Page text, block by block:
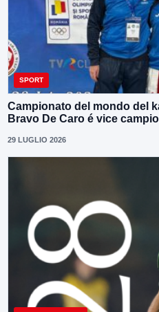
SPORT
Campionato del mondo del
Bravo De Caro é vice
29 LUGLIO 2026